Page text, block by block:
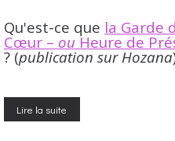
Qu'est-ce que la Garde
Cœur – ou Heure de
? (publication sur Hozana
Lire la suite